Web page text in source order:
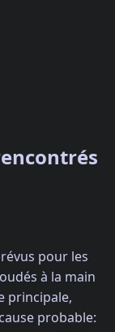
pour les
à la main
principale,
probable: